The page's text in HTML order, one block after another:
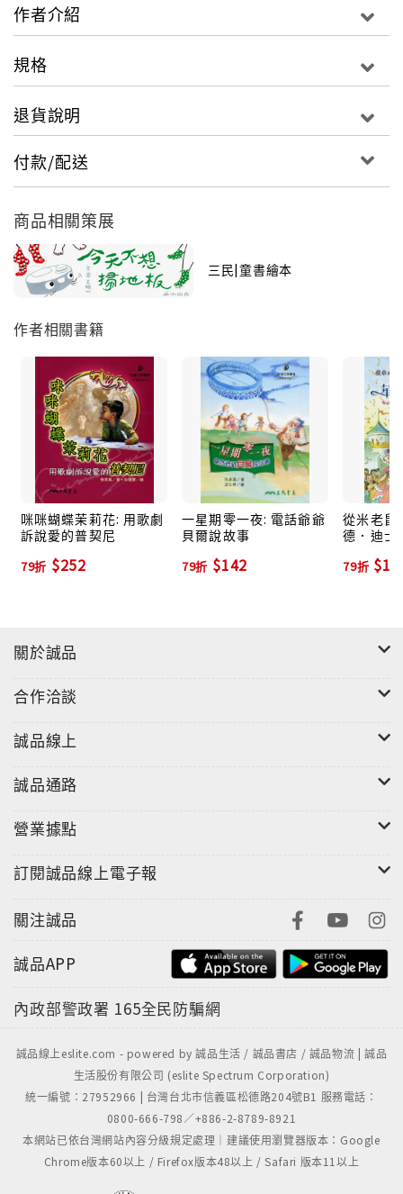
作者介紹
規格
退貨說明
付款/配送
商品相關策展
三民|童書繪本
作者相關書籍
咪咪蝴蝶茉莉花: 用歌劇
訴說愛的普契尼
79折 $252
一星期零一夜: 電話爺爺
貝爾說故事
79折 $142
從米老鼠
德．迪士
79折
關於誠品
合作洽談
誠品線上
誠品通路
營業據點
訂閱誠品線上電子報
關注誠品
誠品APP
內政部警政署 165全民防騙網
誠品線上eslite.com - powered by 誠品生活 / 誠品書店 / 誠品物流 | 誠品
生活股份有限公司 (eslite Spectrum Corporation)
統一編號：27952966 | 台灣台北市信義區松德路204號B1 服務電話：
0800-666-798／+886-2-8789-8921
本網站已依台灣網站內容分級規定處理｜建議使用瀏覽器版本：Google
Chrome版本60以上 / Firefox版本48以上 / Safari 版本11以上